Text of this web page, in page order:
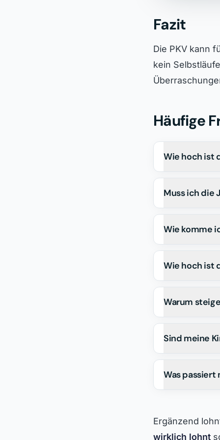
Fazit
Die PKV kann
kein
Häufige
Wie hoch ist
Muss ich die
Wie komme
Wie hoch ist
Warum
Sind meine
Was passiert
Ergänzend
wirklich lohnt